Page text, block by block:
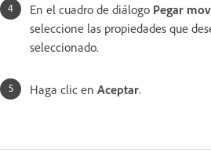
En el cuadro de diálogo Pegar
seleccione las propiedades que
seleccionado.
Haga clic en Aceptar.